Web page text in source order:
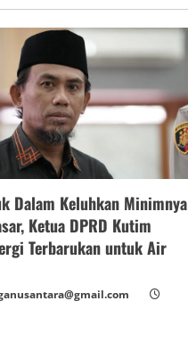
Dalam Keluhkan Minimnya
Ketua DPRD Kutim
Terbarukan untuk Air